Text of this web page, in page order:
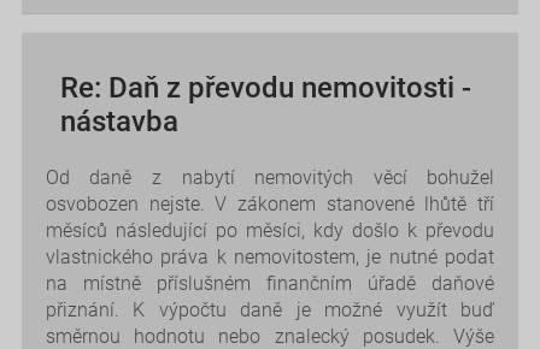
Re: Daň z převodu nemovitosti -
nástavba
Od daně z nabytí nemovitých věcí bohužel
osvobozen nejste. V zákonem stanovené lhůtě tří
měsíců následující po měsíci, kdy došlo k převodu
vlastnického práva k nemovitostem, je nutné podat
na místně příslušném finančním úřadě daňové
přiznání. K výpočtu daně je možné využít buď
směrnou hodnotu nebo znalecký posudek. Výše